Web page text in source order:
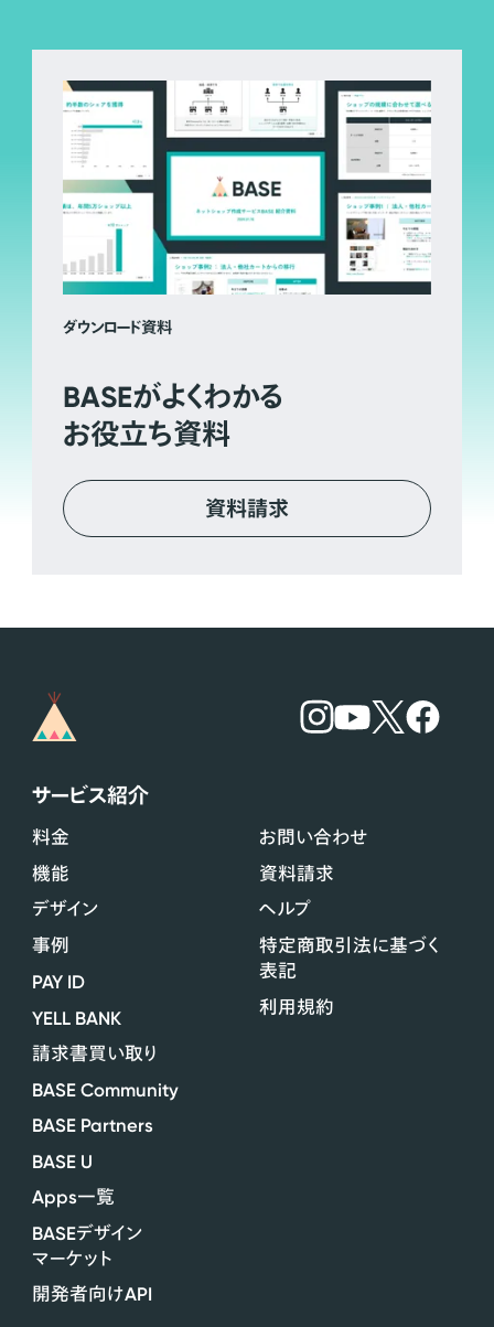
ダウンロード資料
BASEがよくわかる
お役立ち資料
資料請求
サービス紹介
料金
機能
デザイン
事例
PAY ID
YELL BANK
請求書買い取り
BASE Community
BASE Partners
BASE U
Apps一覧
BASEデザイン
マーケット
開発者向けAPI
お問い合わせ
資料請求
ヘルプ
特定商取引法に基づく
表記
利用規約